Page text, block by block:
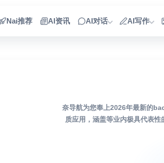
Nai推荐 AI资讯 AI对话 AI写作
奈导航为您奉上2026年最新的
质应用，涵盖等业内极具代表